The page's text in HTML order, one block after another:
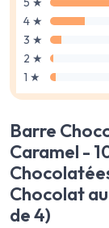
4 ★
3 ★
2 ★
1 ★
Barre
Caramel -
Chocolat
de 4)